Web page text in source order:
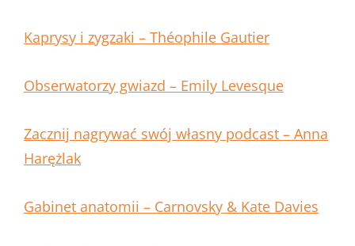
Kaprysy i zygzaki – Théophile Gautier
Obserwatorzy gwiazd – Emily Levesque
Zacznij nagrywać swój własny podcast – Anna
Harężlak
Gabinet anatomii – Carnovsky & Kate Davies